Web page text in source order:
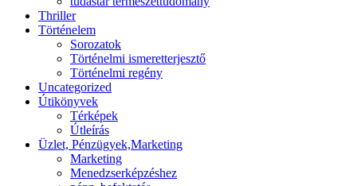
Thriller
Történelem
Sorozatok
Történelmi ismeretterjesztő
Történelmi regény
Uncategorized
Útikönyvek
Térképek
Útleírás
Üzlet, Pénzügyek,Marketing
Marketing
Menedzserképzéshez